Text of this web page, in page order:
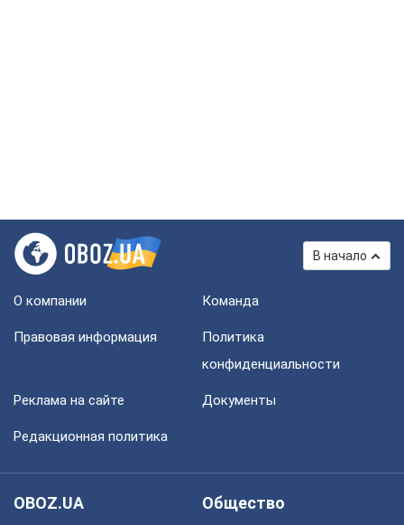
В начало
О компании Команда
Правовая информация
Политика
конфиденциальности
Реклама на сайте Документы
Редакционная политика
OBOZ.UA
Общество